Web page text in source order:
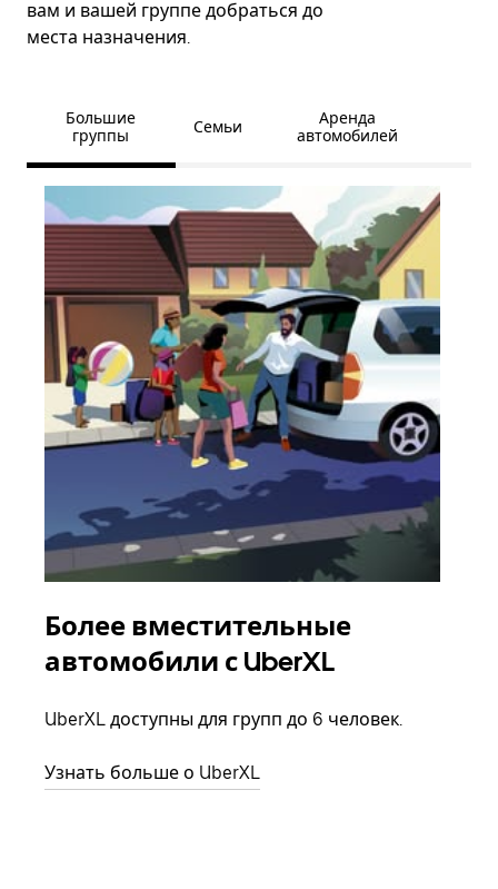
вам и вашей группе добраться до
места назначения.
Большие
группы
Семьи
Аренда
автомобилей
Более вместительные
автомобили с UberXL
UberXL доступны для групп до 6 человек.
Узнать больше о UberXL